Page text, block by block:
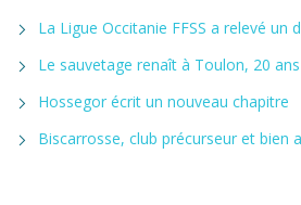
La Ligue Occitanie FFSS a relevé un
Le sauvetage renaît à Toulon, 20
Hossegor écrit un nouveau chapitre
Biscarrosse, club précurseur et bien